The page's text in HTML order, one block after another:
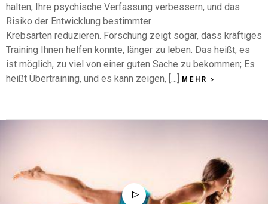
halten, Ihre psychische Verfassung verbessern, und das
Risiko der Entwicklung bestimmter
Krebsarten reduzieren. Forschung zeigt sogar, dass kräftiges
Training Ihnen helfen konnte, länger zu leben. Das heißt, es
ist möglich, zu viel von einer guten Sache zu bekommen; Es
heißt Übertraining, und es kann zeigen, […] MEHR